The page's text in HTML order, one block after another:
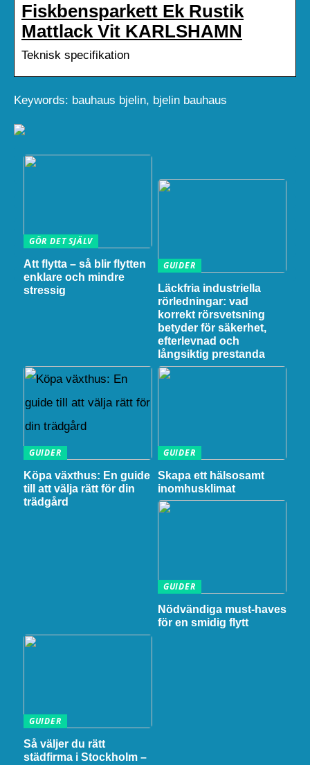
Fiskbensparkett Ek Rustik
Mattlack Vit KARLSHAMN
Teknisk specifikation
Keywords: bauhaus bjelin, bjelin bauhaus
GÖR DET SJÄLV
Att flytta – så blir flytten
enklare och mindre
stressig
GUIDER
Läckfria industriella
rörledningar: vad
korrekt rörsvetsning
betyder för säkerhet,
efterlevnad och
långsiktig prestanda
GUIDER
Köpa växthus: En guide
till att välja rätt för din
trädgård
GUIDER
Skapa ett hälsosamt
inomhusklimat
GUIDER
Nödvändiga must-haves
för en smidig flytt
GUIDER
Så väljer du rätt
städfirma i Stockholm –